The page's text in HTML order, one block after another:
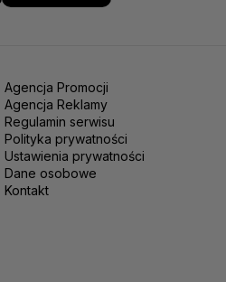
Agencja Promocji
Agencja Reklamy
Regulamin serwisu
Polityka prywatności
Ustawienia prywatności
Dane osobowe
Kontakt